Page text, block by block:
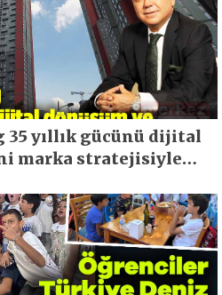
yıllık gücünü dijital
marka stratejisiyle